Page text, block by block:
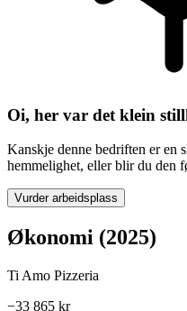
Oi, her var det klein
Kanskje denne bedriften er en
hemmelighet, eller blir du den
Vurder arbeidsplass
Økonomi (2025)
Ti Amo Pizzeria
−33 865 kr